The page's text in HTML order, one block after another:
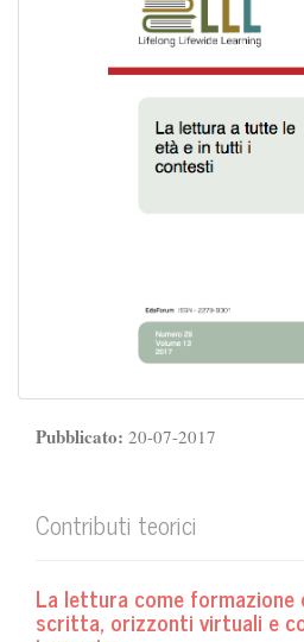
Pubblicato: 20-07-2017
Contributi teorici
La lettura come formazione
scritta, orizzonti virtuali e